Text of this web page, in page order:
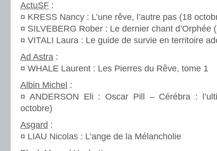
ActuSF :
¤ KRESS Nancy : L’une rêve, l’autre pas (18
¤ SILVEBERG Rober : Le dernier chant d’Orphée
¤ VITALI Laura : Le guide de survie en territoire
Ad Astra :
¤ WHALE Laurent : Les Pierres du Rêve, tome 1
Albin Michel :
¤ ANDERSON Eli : Oscar Pill – Cérébra :
octobre)
Asgard :
¤ LIAU Nicolas : L’ange de la Mélancholie